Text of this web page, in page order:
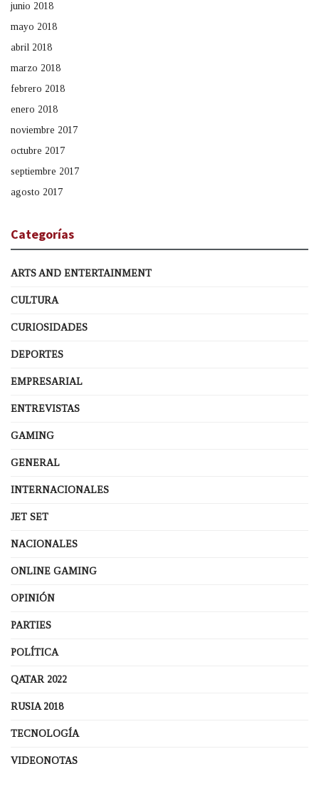
junio 2018
mayo 2018
abril 2018
marzo 2018
febrero 2018
enero 2018
noviembre 2017
octubre 2017
septiembre 2017
agosto 2017
Categorías
ARTS AND ENTERTAINMENT
CULTURA
CURIOSIDADES
DEPORTES
EMPRESARIAL
ENTREVISTAS
GAMING
GENERAL
INTERNACIONALES
JET SET
NACIONALES
ONLINE GAMING
OPINIÓN
PARTIES
POLÍTICA
QATAR 2022
RUSIA 2018
TECNOLOGÍA
VIDEONOTAS